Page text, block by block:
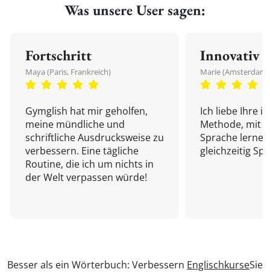
Was unsere User sagen:
Fortschritt
Maya (Paris, Frankreich)
Gymglish hat mir geholfen,
meine mündliche und
schriftliche Ausdrucksweise zu
verbessern. Eine tägliche
Routine, die ich um nichts in
der Welt verpassen würde!
Innovativ
Marie
Ich liebe Ihre
Methode, mit
Sprache
gleichzeitig
Besser als ein Wörterbuch: Verbessern EnglischkurseSie